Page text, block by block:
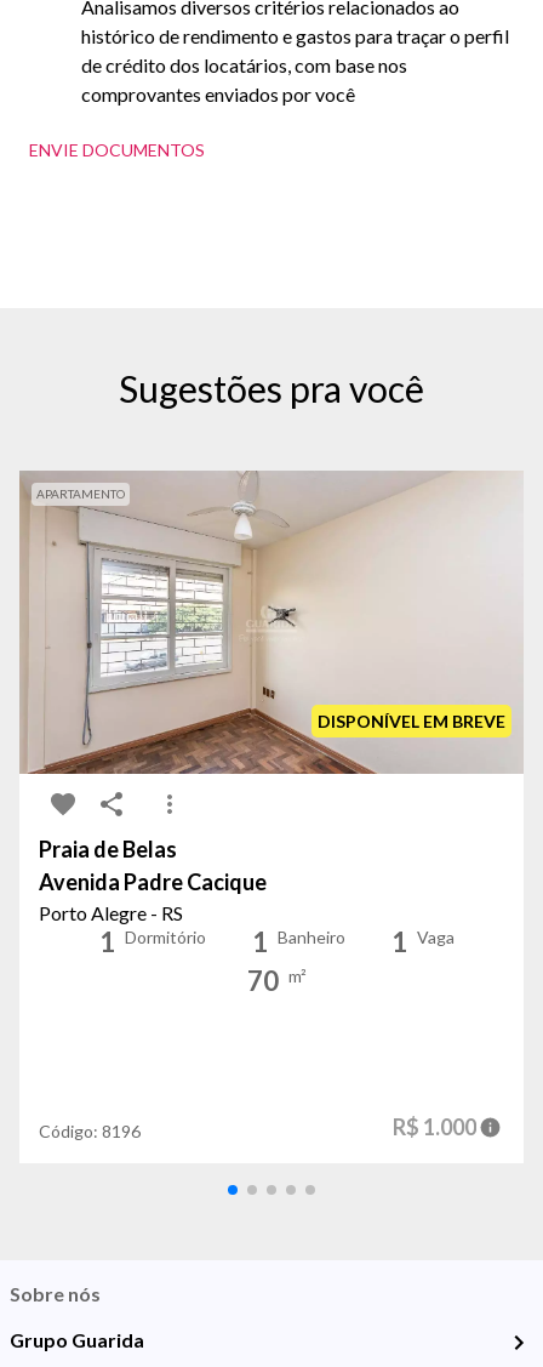
Analisamos diversos critérios relacionados ao
histórico de rendimento e gastos para traçar o perfil
de crédito dos locatários, com base nos
comprovantes enviados por você
ENVIE DOCUMENTOS
Sugestões pra você
APARTAMENTO
DISPONÍVEL EM BREVE
Praia de Belas
Avenida Padre Cacique
Porto Alegre - RS
1 Dormitório 1 Banheiro 1 Vaga
70 m²
Código: 8196 R$ 1.000
Sobre nós
Grupo Guarida